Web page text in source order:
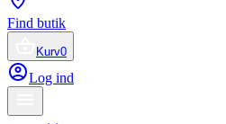
Find butik
Kurv0
Log ind